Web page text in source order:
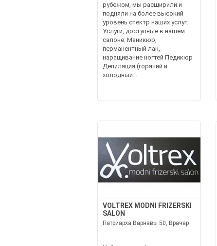
рубежом, мы расширили и
подняли на более высокий
уровень спектр наших услуг.
Услуги, доступные в нашем
салоне: Маникюр,
перманентный лак,
наращивание ногтей Педикюр
Депиляция (горячий и
холодный...
VOLTREX MODNI FRIZERSKI
SALON
Патриарха Варнавы 50, Врачар